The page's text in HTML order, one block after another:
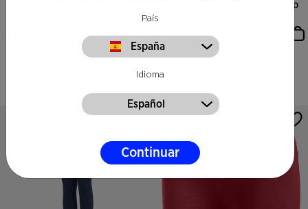
Mallas Cortas Mujer Vela II Negro
13,99€
5 Colores
País
España
Idioma
Español
Continuar